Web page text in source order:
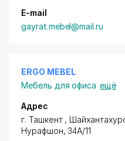
E-mail
gayrat.mebel@mail.ru
ERGO MEBEL
Мебель для офиса ещё
Адрес
г. Ташкент ,
Нурафшон, 34А/11